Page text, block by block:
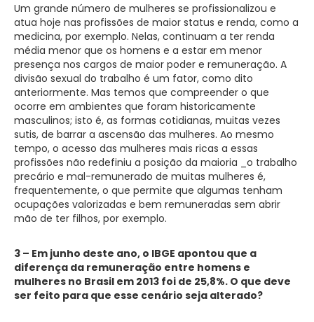
Um grande número de mulheres se profissionalizou e
atua hoje nas profissões de maior status e renda, como a
medicina, por exemplo. Nelas, continuam a ter renda
média menor que os homens e a estar em menor
presença nos cargos de maior poder e remuneração. A
divisão sexual do trabalho é um fator, como dito
anteriormente. Mas temos que compreender o que
ocorre em ambientes que foram historicamente
masculinos; isto é, as formas cotidianas, muitas vezes
sutis, de barrar a ascensão das mulheres. Ao mesmo
tempo, o acesso das mulheres mais ricas a essas
profissões não redefiniu a posição da maioria _o trabalho
precário e mal-remunerado de muitas mulheres é,
frequentemente, o que permite que algumas tenham
ocupações valorizadas e bem remuneradas sem abrir
mão de ter filhos, por exemplo.
3 – Em junho deste ano, o IBGE apontou que a
diferença da remuneração entre homens e
mulheres no Brasil em 2013 foi de 25,8%. O que deve
ser feito para que esse cenário seja alterado?